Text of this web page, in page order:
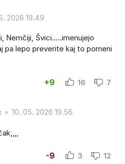
2026 19.49
Nemčiji, Švici.....imenujejo
pa lepo preverite kaj to pomeni
+9 16 7
10. 05. 2026 19.56
-9 3 12